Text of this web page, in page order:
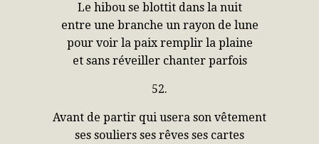
Le hibou se blottit dans la nuit
entre une branche un rayon de lune
pour voir la paix remplir la plaine
et sans réveiller chanter parfois
52.
Avant de partir qui usera son vêtement
ses souliers ses rêves ses cartes